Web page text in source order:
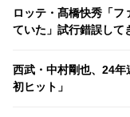
ロッテ・髙橋快秀「フ
ていた」試行錯誤して
西武・中村剛也、24
初ヒット」